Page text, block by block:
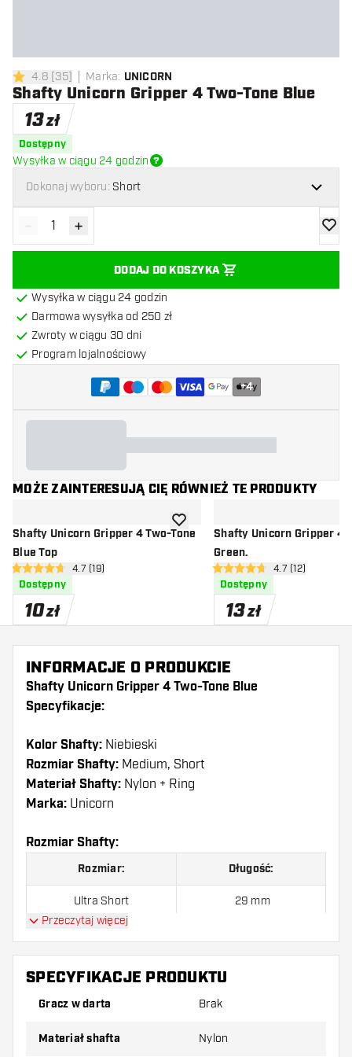
4.8 gwiazdki oceny
4.8 [35] Marka: UNICORN
Shafty Unicorn Gripper 4 Two-Tone Blue
13zł
Dostępny
Wysyłka w ciągu 24 godzin
Dokonaj wyboru: Short
Zmniejsz ilość
- Zwiększ ilość
+
DODAJ DO KOSZYKA
Wysyłka w ciągu 24 godzin
Darmowa wysyłka od 250 zł
Zwroty w ciągu 30 dni
Program lojalnościowy
+4
MOŻE ZAINTERESUJĄ CIĘ RÓWNIEŻ TE PRODUKTY
Shafty Unicorn Gripper 4 Two-Tone
Blue Top
otwórz panel recenzji
4.7 gwiazdki oceny
4.7 (19)
Dostępny
10zł
dodaj do listy życzeń
Shafty Unicorn Gripper 4
Green.
otwórz panel
4.7 gwiazdki oceny
4.7 (12)
Dostępny
13zł
INFORMACJE O PRODUKCIE
Shafty Unicorn Gripper 4 Two-Tone Blue
Specyfikacje:
Kolor Shafty: Niebieski
Rozmiar Shafty: Medium, Short
Materiał Shafty: Nylon + Ring
Marka: Unicorn
Rozmiar Shafty:
Rozmiar: Długość:
Ultra Short 29 mm
Long
Przeczytaj więcej
SPECYFIKACJE PRODUKTU
Gracz w darta Brak
Materiał shafta Nylon